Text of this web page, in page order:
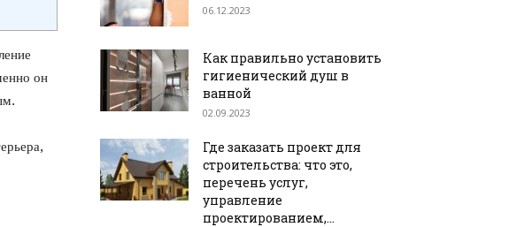
он
06.12.2023
Как правильно установить
гигиенический душ в
ванной
02.09.2023
Где заказать проект для
строительства: что это,
перечень услуг,
управление
проектированием,...